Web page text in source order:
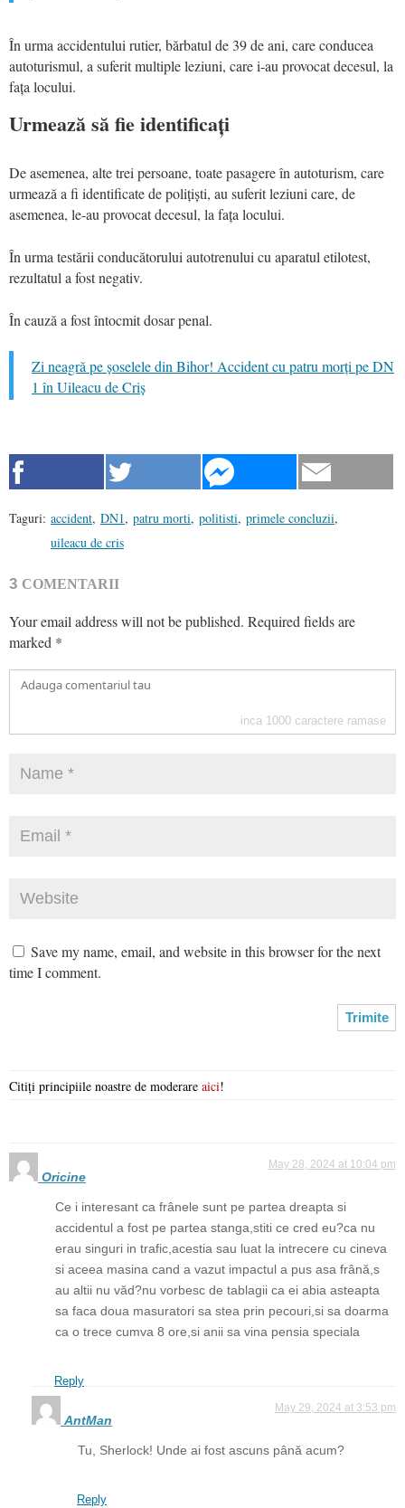
În urma accidentului rutier, bărbatul de 39 de ani, care conducea
autoturismul, a suferit multiple leziuni, care i-au provocat decesul, la
fața locului.
Urmează să fie identificați
De asemenea, alte trei persoane, toate pasagere în autoturism, care
urmează a fi identificate de polițiști, au suferit leziuni care, de
asemenea, le-au provocat decesul, la fața locului.
În urma testării conducătorului autotrenului cu aparatul etilotest,
rezultatul a fost negativ.
În cauză a fost întocmit dosar penal.
Zi neagră pe șoselele din Bihor! Accident cu patru morți pe DN
1 în Uileacu de Criș
Taguri: accident, DN1, patru morti, politisti, primele concluzii,
uileacu de cris
3 COMENTARII
Your email address will not be published. Required fields are
marked *
inca 1000 caractere ramase
Save my name, email, and website in this browser for the next
time I comment.
Citiți principiile noastre de moderare aici!
Oricine
May 28, 2024 at 10:04 pm
Ce i interesant ca frânele sunt pe partea dreapta si
accidentul a fost pe partea stanga,stiti ce cred eu?ca nu
erau singuri in trafic,acestia sau luat la intrecere cu cineva
si aceea masina cand a vazut impactul a pus asa frână,s
au altii nu văd?nu vorbesc de tablagii ca ei abia asteapta
sa faca doua masuratori sa stea prin pecouri,si sa doarma
ca o trece cumva 8 ore,si anii sa vina pensia speciala
Reply
AntMan
May 29, 2024 at 3:53 pm
Tu, Sherlock! Unde ai fost ascuns până acum?
Reply